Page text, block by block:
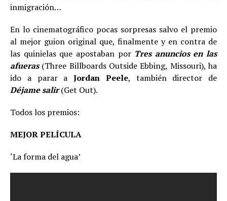
inmigración…
En lo cinematográfico pocas sorpresas salvo el premio
al mejor guion original que, finalmente y en contra de
las quinielas que apostaban por Tres anuncios en las
afueras(Three Billboards Outside Ebbing, Missouri), ha
ido a parar a Jordan Peele, también director de
Déjame salir(Get Out).
Todos los premios:
MEJOR PELÍCULA
‘La forma del agua’